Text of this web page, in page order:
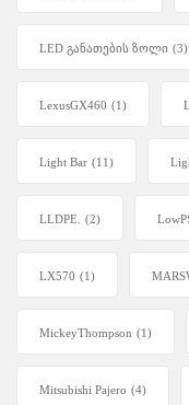
LED განათების ზოლი (3)
LexusGX460 (1)
Light Bar (11)
LLDPE. (2)
LX570 (1)
MickeyThompson (1)
Mitsubishi Pajero (4)